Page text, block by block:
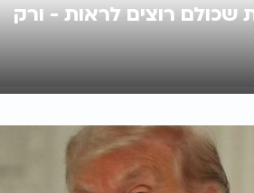
שכולם רוצים לראות - ורק